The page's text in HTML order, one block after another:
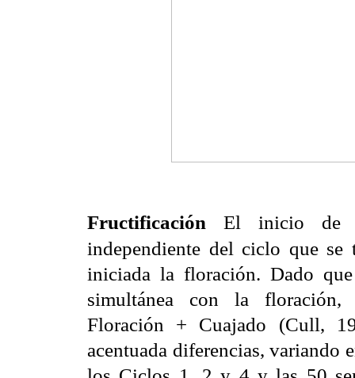
Fructificación El inicio de
independiente del ciclo que se
iniciada la floración. Dado
simultánea con la floración,
Floración + Cuajado (Cull,
acentuada diferencias, variando